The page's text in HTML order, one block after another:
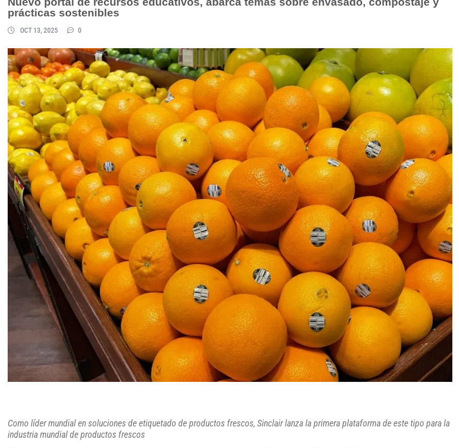
prácticas sostenibles
OCT 13, 2025 0
Como líder mundial en soluciones de etiquetado de productos frescos, Sinclair lanza la primera plataforma de este tipo para la
industria mundial de productos frescos